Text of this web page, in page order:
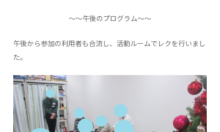
～～午後のプログラム～～
午後から参加の利用者も合流し、活動ルームでレクを行いまし
た。